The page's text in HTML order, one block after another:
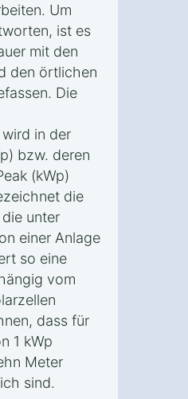
Um
ist es
mit den
den örtlichen
Die
in der
bzw. deren
(kWp)
die
unter
einer Anlage
so eine
vom
dass für
1 kWp
Meter
sind.